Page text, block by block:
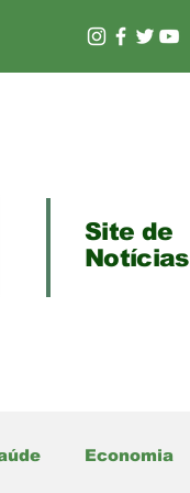
Site de
Notícias
Economia